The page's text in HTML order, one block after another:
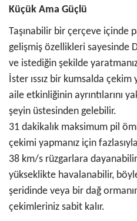
Küçük Ama Güçlü
Taşınabilir bir çerçeve içinde
gelişmiş özellikleri sayesinde
ve istediğin şekilde
İster ıssız bir kumsalda
aile etkinliğinin ayrıntılarını
şeyin üstesinden gelebilir.
31 dakikalık maksimum pil
çekimi yapmanız için
38 km/s rüzgarlara
yükseklikte havalanabilir,
şeridinde veya bir dağ
çekimleriniz sabit kalır.